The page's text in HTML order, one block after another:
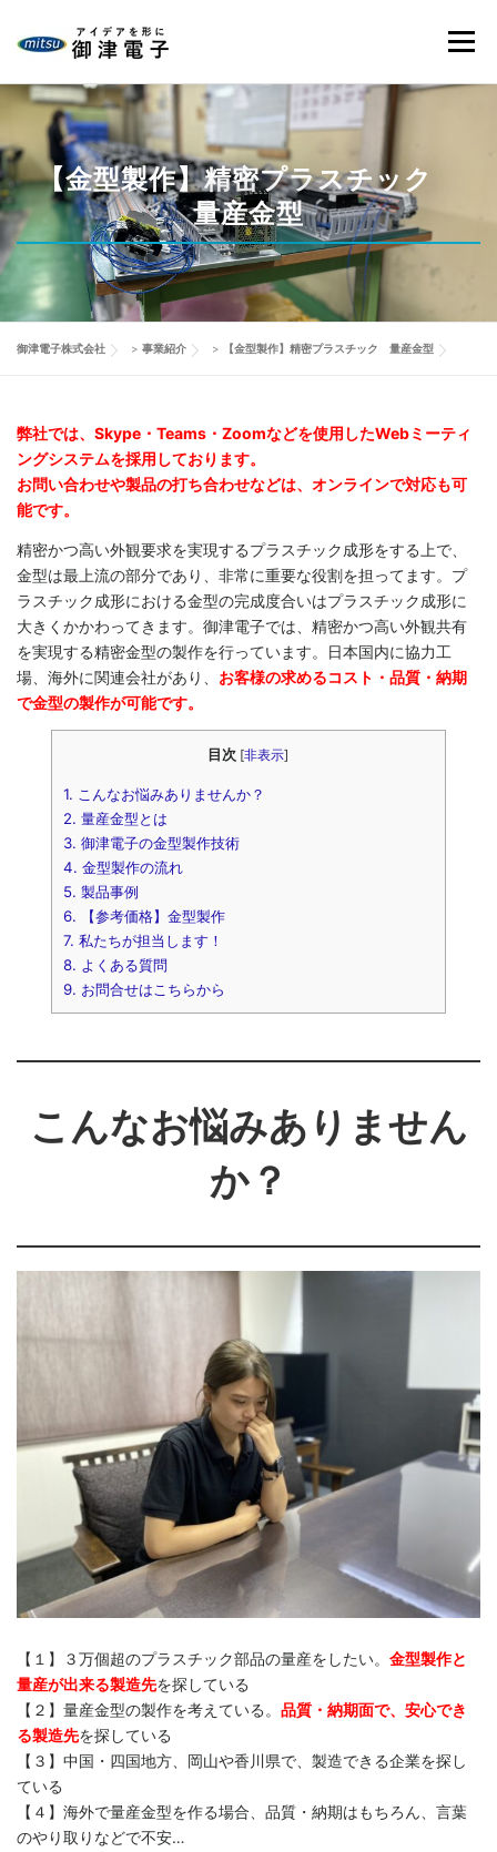
ン
ス
キ
ッ
メニュ
HOME 当社の強み 御津電子の品質
会社情報 製品事例 改善動画 ブログ
お問い合わせ
【金型製作】精密プラスチック
量産金型
御津電子株式会社 > 事業紹介 > 【金型製作】精密プラスチック 量産金型
弊社では、Skype・Teams・Zoomなどを使用したWebミーティ
ングシステムを採用しております。
お問い合わせや製品の打ち合わせなどは、オンラインで対応も可
能です。
精密かつ高い外観要求を実現するプラスチック成形をする上で、
金型は最上流の部分であり、非常に重要な役割を担ってます。プ
ラスチック成形における金型の完成度合いはプラスチック成形に
大きくかかわってきます。御津電子では、精密かつ高い外観共有
を実現する精密金型の製作を行っています。日本国内に協力工
場、海外に関連会社があり、 お客様の求めるコスト・品質・納期
で金型の製作が可能です。
目次 [非表示]
1. こんなお悩みありませんか？
2. 量産金型とは
3. 御津電子の金型製作技術
4. 金型製作の流れ
5. 製品事例
6. 【参考価格】金型製作
7. 私たちが担当します！
8. よくある質問
9. お問合せはこちらから
こんなお悩みありません
か？
【１】３万個超のプラスチック部品の量産をしたい。 金型製作と
量産が出来る製造先を探している
【２】量産金型の製作を考えている。 品質・納期面で、安心でき
る製造先を探している
【３】中国・四国地方、岡山や香川県で、製造できる企業を探し
ている
【４】海外で量産金型を作る場合、品質・納期はもちろん、言葉
のやり取りなどで不安…